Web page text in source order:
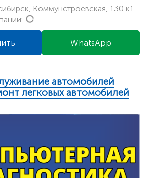
Коммунстроевская, 130 к1
WhatsApp
автомобилей
легковых автомобилей